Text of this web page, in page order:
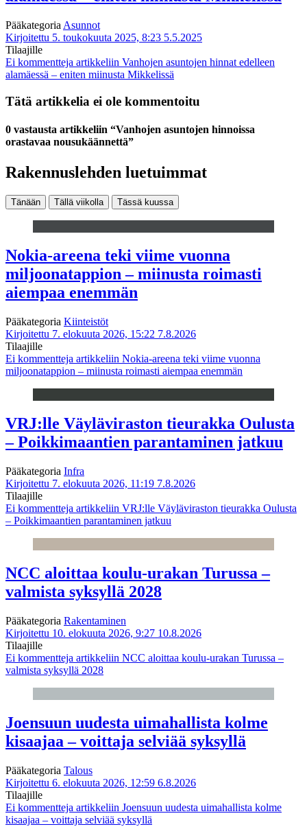
Pääkategoria Asunnot
Kirjoitettu 5. toukokuuta 2025, 8:23 5.5.2025
Tilaajille
Ei kommentteja artikkeliin Vanhojen asuntojen hinnat edelleen
alamäessä – eniten miinusta Mikkelissä
Tätä artikkelia ei ole kommentoitu
0 vastausta artikkeliin “Vanhojen asuntojen hinnoissa
orastavaa nousukäännettä”
Rakennuslehden luetuimmat
Tänään Tällä viikolla Tässä kuussa
Nokia-areena teki viime vuonna
miljoonatappion – miinusta roimasti
aiempaa enemmän
Pääkategoria Kiinteistöt
Kirjoitettu 7. elokuuta 2026, 15:22 7.8.2026
Tilaajille
Ei kommentteja artikkeliin Nokia-areena teki viime vuonna
miljoonatappion – miinusta roimasti aiempaa enemmän
VRJ:lle Väyläviraston tieurakka Oulusta
– Poikkimaantien parantaminen jatkuu
Pääkategoria Infra
Kirjoitettu 7. elokuuta 2026, 11:19 7.8.2026
Tilaajille
Ei kommentteja artikkeliin VRJ:lle Väyläviraston tieurakka Oulusta
– Poikkimaantien parantaminen jatkuu
NCC aloittaa koulu-urakan Turussa –
valmista syksyllä 2028
Pääkategoria Rakentaminen
Kirjoitettu 10. elokuuta 2026, 9:27 10.8.2026
Tilaajille
Ei kommentteja artikkeliin NCC aloittaa koulu-urakan Turussa –
valmista syksyllä 2028
Joensuun uudesta uimahallista kolme
kisaajaa – voittaja selviää syksyllä
Pääkategoria Talous
Kirjoitettu 6. elokuuta 2026, 12:59 6.8.2026
Tilaajille
Ei kommentteja artikkeliin Joensuun uudesta uimahallista kolme
kisaajaa – voittaja selviää syksyllä